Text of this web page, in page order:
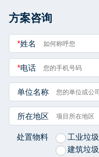
方案咨询
*姓名
*电话
单位名称
所在地区
处置物料 工业垃圾
建筑垃圾